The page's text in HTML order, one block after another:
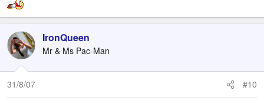
IronQueen
Mr & Ms Pac-Man
31/8/07 #10